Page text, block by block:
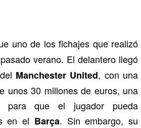
uno de los fichajes que realizó
verano. El delantero llegó
Manchester United, con una
unos 30 millones de euros, una
para que el jugador pueda
en el Barça. Sin embargo, su